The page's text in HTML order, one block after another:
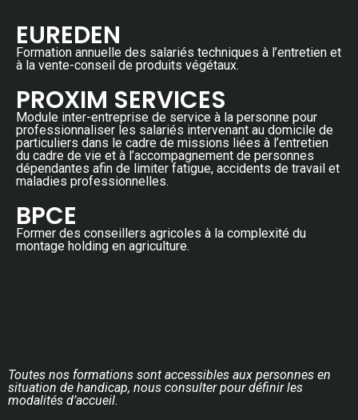
EUREDEN
Formation annuelle des salariés techniques à l’entretien et
à la vente-conseil de produits végétaux.
PROXIM SERVICES
Module inter-entreprise de service à la personne pour
professionnaliser les salariés intervenant au domicile de
particuliers dans le cadre de missions liées à l’entretien
du cadre de vie et à l’accompagnement de personnes
dépendantes afin de limiter fatigue, accidents de travail et
maladies professionnelles.
BPCE
Former des conseillers agricoles à la complexité du
montage holding en agriculture.
Toutes nos formations sont accessibles aux personnes en
situation de handicap, nous consulter pour définir les
modalités d’accueil.